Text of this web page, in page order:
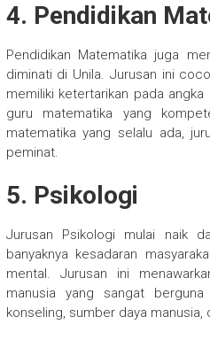
4. Pendidikan
Pendidikan Matematika juga
diminati di Unila. Jurusan ini
memiliki ketertarikan pada
guru matematika yang
matematika yang selalu ada,
peminat.
5. Psikologi
Jurusan Psikologi mulai naik
banyaknya kesadaran
mental. Jurusan ini
manusia yang sangat
konseling, sumber daya manusia,